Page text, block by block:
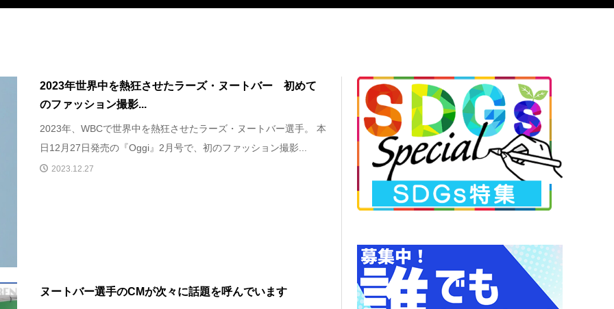
2023年世界中を熱狂させたラーズ・ヌートバー 初めて
のファッション撮影...
2023年、WBCで世界中を熱狂させたラーズ・ヌートバー選手。 本
日12月27日発売の『Oggi』2月号で、初のファッション撮影...
2023.12.27
ヌートバー選手のCMが次々に話題を呼んでいます